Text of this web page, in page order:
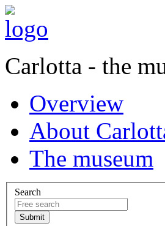
Carlotta - the
Overview
About
The museum
Search